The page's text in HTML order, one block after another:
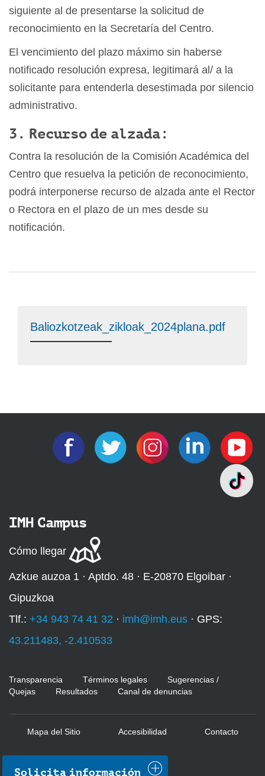
siguiente al de presentarse la solicitud de
reconocimiento en la Secretaría del Centro.
El vencimiento del plazo máximo sin haberse
notificado resolución expresa, legitimará al/ a la
solicitante para entenderla desestimada por silencio
administrativo.
3. Recurso de alzada:
Contra la resolución de la Comisión Académica del
Centro que resuelva la petición de reconocimiento,
podrá interponerse recurso de alzada ante el Rector
o Rectora en el plazo de un mes desde su
notificación.
Baliozkotzeak_zikloak_2024plana.pdf
Solicita información
IMH Campus
Cómo llegar
Azkue auzoa 1 · Aptdo. 48 · E-20870 Elgoibar ·
Gipuzkoa
Tlf.: +34 943 74 41 32 · imh@imh.eus · GPS:
43.211483, -2.410533
Transparencia Términos legales
Sugerencias /
Quejas
Resultados Canal de denuncias
Mapa del Sitio Accesibilidad Contacto